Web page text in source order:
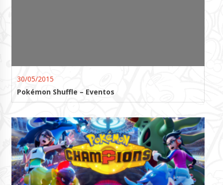
30/05/2015
Pokémon Shuffle – Eventos